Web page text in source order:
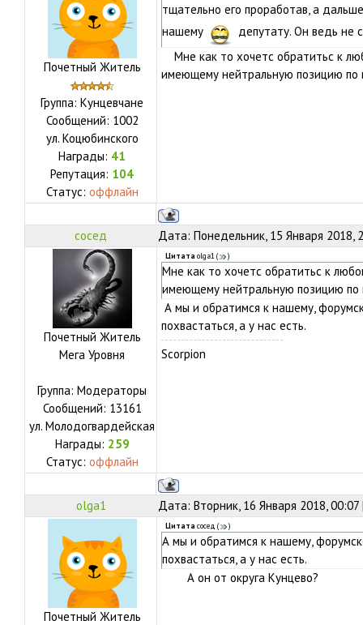
Почетный Житель
Группа: Кунцевчане
Сообщений: 1002
ул. Коцюбинского
Награды: 41
Репутация: 104
Статус: оффлайн
тщательно его проработав, а
нашему
депутату. Он ведь не
Мне как то хочетс обратитьс к
имеющему нейтральную позицию по
сосед Дата: Понедельник, 15 Января 2018,
Почетный Житель
Мега Уровня
Группа: Модераторы
Сообщений: 13161
ул. Молодогвардейская
Награды: 259
Статус: оффлайн
Цитата olga1( )
Мне как то хочетс обратитьс к
имеющему нейтральную позицию по
А мы и обратимся к нашему,
похвастаться, а у нас есть.
Scorpion
olga1 Дата: Вторник, 16 Января 2018,
Почетный Житель
Цитата сосед ( )
А мы и обратимся к нашему,
похвастаться, а у нас есть.
А он от округа Кунцево?